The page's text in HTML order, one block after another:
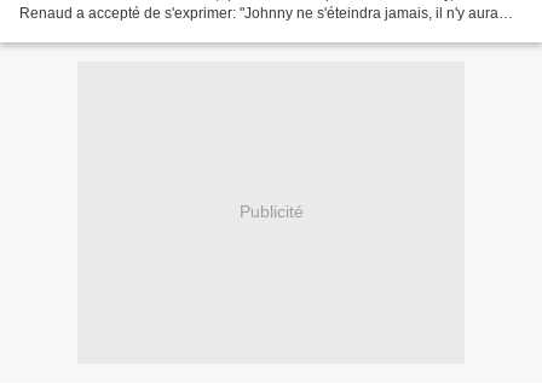
Renaud a accepté de s'exprimer: "Johnny ne s'éteindra jamais, il n'y aura
Publicité